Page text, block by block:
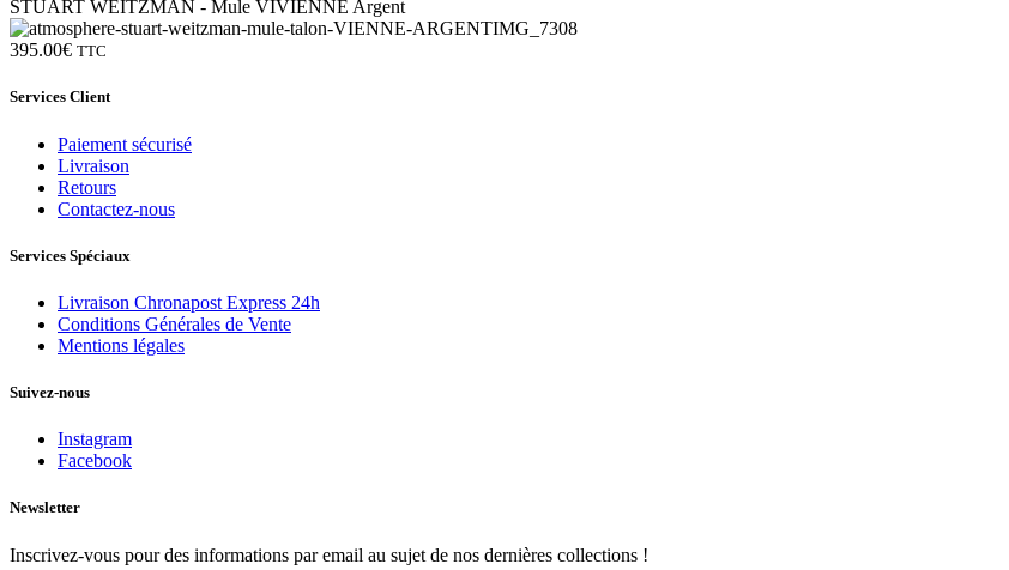
STUART WEITZMAN - Mule VIVIENNE Argent
395.00€ TTC
Services Client
Paiement sécurisé
Livraison
Retours
Contactez-nous
Services Spéciaux
Livraison Chronapost Express 24h
Conditions Générales de Vente
Mentions légales
Suivez-nous
Instagram
Facebook
Newsletter
Inscrivez-vous pour des informations par email au sujet de nos dernières collections !